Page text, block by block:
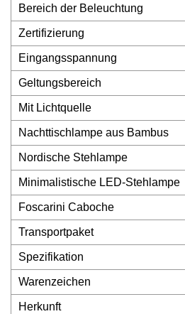
Bereich der Beleuchtung
Zertifizierung
Eingangsspannung
Geltungsbereich
Mit Lichtquelle
Nachttischlampe aus Bambus
Nordische Stehlampe
Minimalistische LED-Stehlampe
Foscarini Caboche
Transportpaket
Spezifikation
Warenzeichen
Herkunft